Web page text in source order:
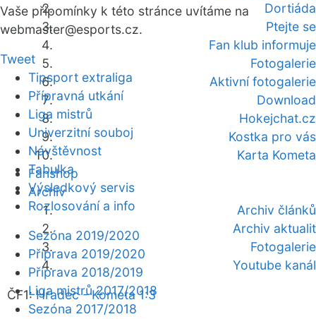
Dortiáda
Ptejte se
Fan klub informuje
Fotogalerie
Aktivní fotogalerie
Download
Hokejchat.cz
Kostka pro vás
Karta Kometa
Fanshop
Archiv
Archiv článků
Archiv aktualit
Fotogalerie
Youtube kanál
ČF1:Hradec - Kometa 1:3
Vaše připomínky k této stránce uvítáme na
webmaster@esports.cz.
Tweet
Tipsport extraliga
Přípravná utkání
Liga mistrů
Univerzitní souboj
Návštěvnost
Tabulka
Výsledkový servis
Rozlosování a info
Sezóna 2019/2020
Příprava 2019/2020
Příprava 2018/2019
Liga mistrů 2017/2018
Sezóna 2017/2018